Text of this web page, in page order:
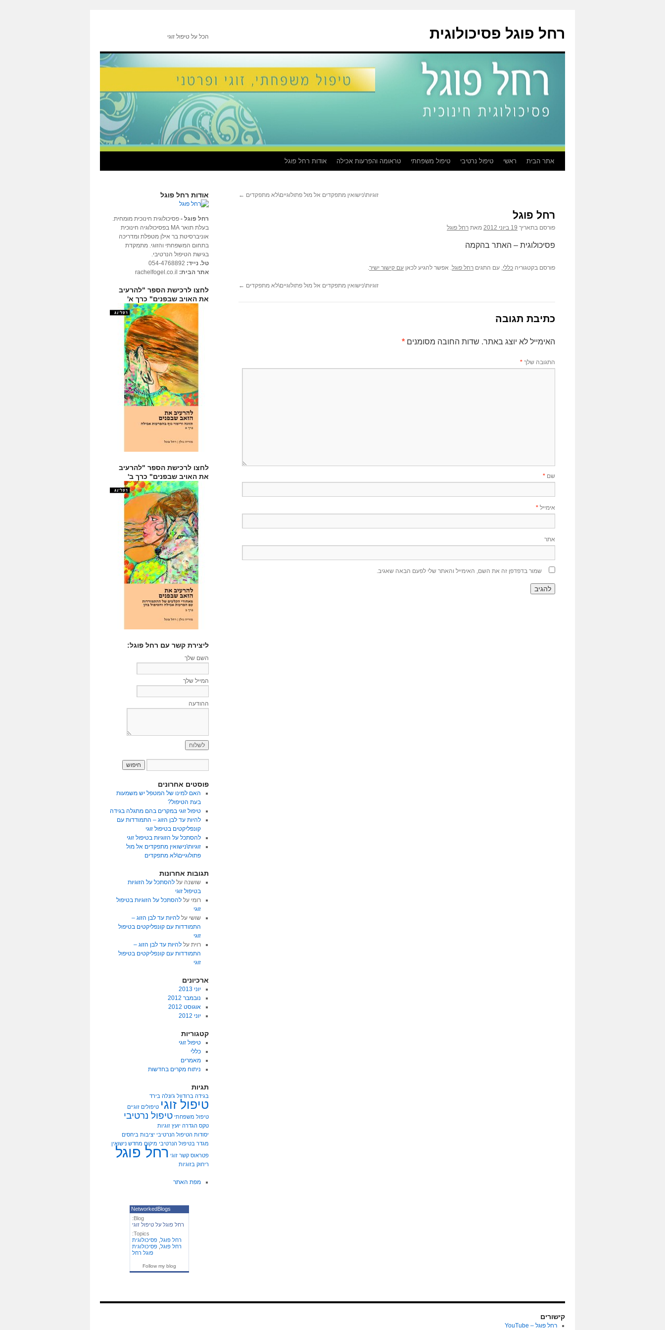
רחל פוגל פסיכולוגית הכל על טיפול זוגי
אתר הבית ראשי טיפול נרטיבי טיפול משפחתי טראומה והפרעות אכילה אודות רחל פוגל
זוגיות\נישואין מתפקדים אל מול פתולוגיים\לא מתפקדים ←
רחל פוגל
פורסם בתאריך 19 ביוני 2012 מאת רחל פוגל
פסיכולוגית – האתר בהקמה
פורסם בקטגוריה כללי, עם התגים רחל פוגל. אפשר להגיע לכאן עם קישור ישיר.
זוגיות\נישואין מתפקדים אל מול פתולוגיים\לא מתפקדים ←
כתיבת תגובה
האימייל לא יוצג באתר. שדות החובה מסומנים *
התגובה שלך *
שם *
אימייל *
אתר
שמור בדפדפן זה את השם, האימייל והאתר שלי לפעם הבאה שאגיב.
אודות רחל פוגל
רחל פוגל - פסיכולוגית חינוכית מומחית.
בעלת תואר MA בפסיכולוגיה חינוכית
אוניברסיטת בר אילן מטפלת ומדריכה
בתחום המשפחתי והזוגי. מתמקדת
בגישת הטיפול הנרטיבי.
טל. נייד:
אתר הבית:
לחצו לרכישת הספר "להרעיב
את האויב שבפנים" כרך א'
לחצו לרכישת הספר "להרעיב
את האויב שבפנים" כרך ב'
ליצירת קשר עם רחל פוגל:
השם שלך
המייל שלך
ההודעה
פוסטים אחרונים
האם למינו של המטפל יש משמעות
בעת הטיפול?
טיפול זוגי במקרים בהם מתגלה בגידה
להיות עד לבן הזוג – התמודדות עם
קונפליקטים בטיפול זוגי
להסתכל על הזוגיות בטיפול זוגי
זוגיות\נישואין מתפקדים אל מול
פתולוגיים\לא מתפקדים
תגובות אחרונות
שושנה על להסתכל על הזוגיות
בטיפול זוגי
רומי על להסתכל על הזוגיות בטיפול
זוגי
שושי על להיות עד לבן הזוג –
התמודדות עם קונפליקטים בטיפול
זוגי
רויתעל להיות עד לבן הזוג –
התמודדות עם קונפליקטים בטיפול
זוגי
ארכיונים
יוני 2013
נובמבר 2012
אוגוסט 2012
יוני 2012
קטגוריות
טיפול זוגי
כללי
מאמרים
ניתוח מקרים בחדשות
תגיות
בגידה ברודוול ג'ונלה בירד
טיפול זוגי טיפולים זוגיים
טיפול משפחתי טיפול נרטיבי
טקס הגדרה יועץ זוגיות
יסודות הטיפול הנרטיבי יציבות ביחסים
מגדר בטיפול הנרטיבי מיקום מחדש נישואין
פטראוס קשר זוגי רחל פוגל
ריחוק בזוגיות
מפת האתר
NetworkedBlogs
Blog:
רחל פוגל על טיפול זוגי
Topics:
רחל פוגל פסיכולוגית
רחל פוגל פסיכולוגית
פוגל רחל
Follow my blog
קישורים
רחל פוגל – YouTube